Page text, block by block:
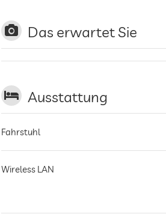
Das erwartet Sie
Ausstattung
Fahrstuhl
Wireless LAN